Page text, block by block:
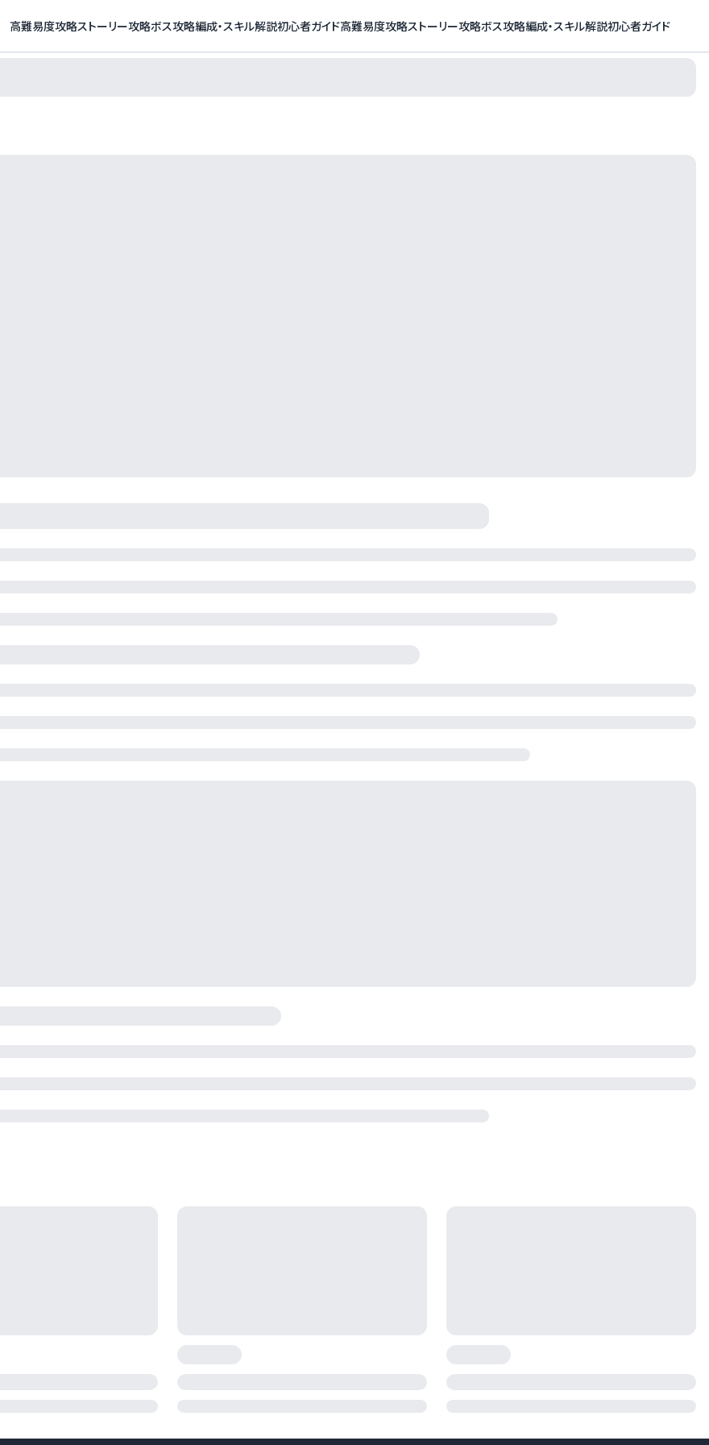
高難易度攻略ストーリー攻略ボス攻略編成・スキル解説初心者ガイド高難易度攻略ストーリー攻略ボス攻略編成・スキル解説初心者ガイド